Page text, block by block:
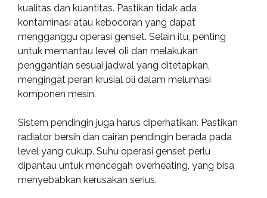
kualitas dan kuantitas. Pastikan tidak ada
kontaminasi atau kebocoran yang dapat
mengganggu operasi genset. Selain itu, penting
untuk memantau level oli dan melakukan
penggantian sesuai jadwal yang ditetapkan,
mengingat peran krusial oli dalam melumasi
komponen mesin.
Sistem pendingin juga harus diperhatikan. Pastikan
radiator bersih dan cairan pendingin berada pada
level yang cukup. Suhu operasi genset perlu
dipantau untuk mencegah overheating, yang bisa
menyebabkan kerusakan serius.